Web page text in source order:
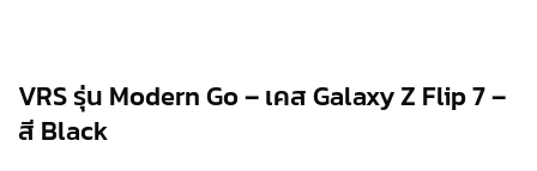
VRS รุ่น Modern Go – เคส Galaxy Z Flip 7 –
สี Black